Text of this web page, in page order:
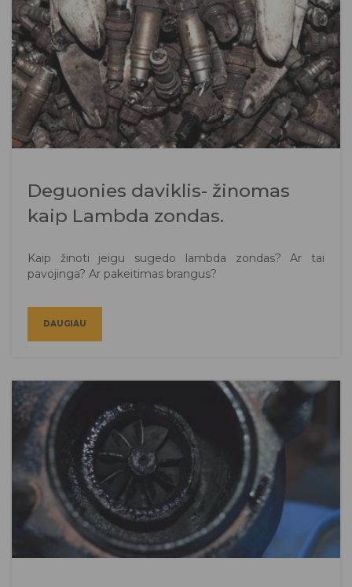
Deguonies daviklis- žinomas
kaip Lambda zondas.
Kaip žinoti jeigu sugedo lambda zondas? Ar tai
pavojinga? Ar pakeitimas brangus?
DAUGIAU